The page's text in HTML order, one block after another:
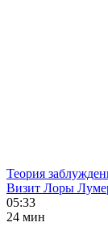
Теория
Визит Лоры
05:33
24 мин